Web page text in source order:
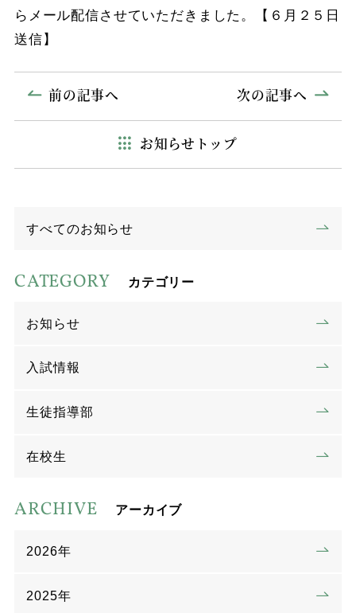
らメール配信させていただきました。【６月２５日
送信】
前の記事へ
お知らせトップ
次の記事へ
すべてのお知らせ
CATEGORY カテゴリー
お知らせ
入試情報
生徒指導部
在校生
ARCHIVE アーカイブ
2026年
2025年